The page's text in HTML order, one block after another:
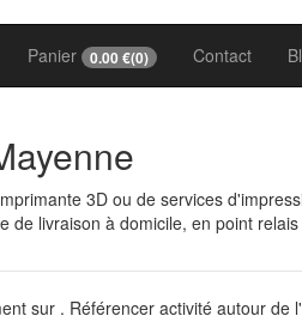
Panier 0.00 €(0) Contact
3D ou de services
livraison à domicile, en point
sur . Référencer activité autour de